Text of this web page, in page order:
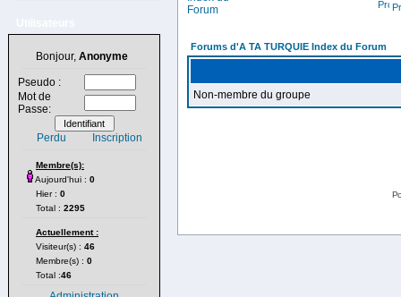
Bonjour, Anonyme
Pseudo :
Mot de
Passe:
Perdu Inscription
Membre(s):
Aujourd'hui : 0
Hier : 0
Total : 2295
Actuellement :
Visiteur(s) : 46
Membre(s) : 0
Total :46
Forums d'A TA TURQUIE Index du Forum
Non-membre du groupe